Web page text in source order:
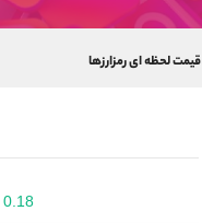
قیمت لحظه ای رمزارزها
0.18